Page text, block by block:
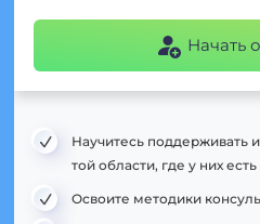
Начать
Научитесь поддерживать
той области, где у них
Освоите методики